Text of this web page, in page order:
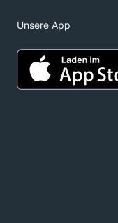
Unsere App